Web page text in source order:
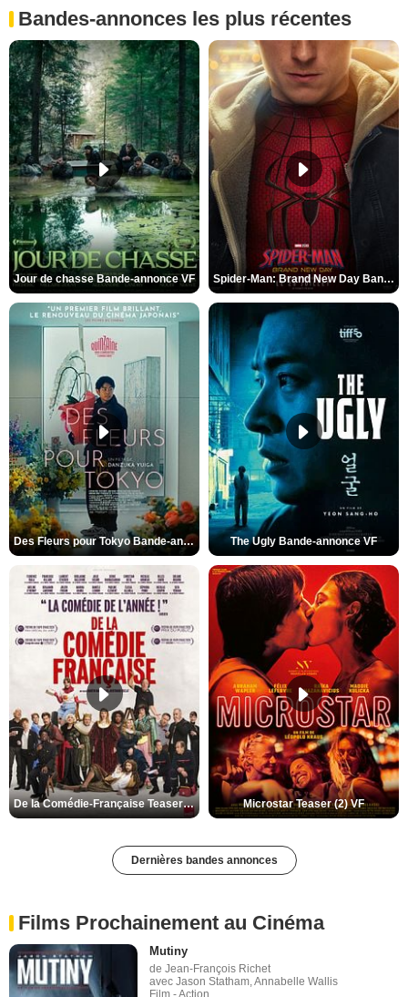
Bandes-annonces les plus récentes
Jour de chasse Bande-annonce VF Spider-Man: Brand New Day Bande-annonce (3) VO STFR
Des Fleurs pour Tokyo Bande-annonce VO STFR The Ugly Bande-annonce VF
De la Comédie-Française Teaser (3) VF Microstar Teaser (2) VF
Dernières bandes annonces
Films Prochainement au Cinéma
Mutiny
de Jean-François Richet
avec Jason Statham, Annabelle Wallis
Film - Action